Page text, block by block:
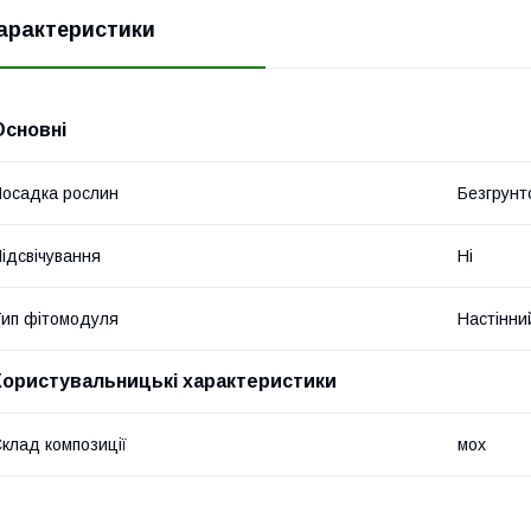
рослин
Ні
фітомодуля
характеристики
композиції мох